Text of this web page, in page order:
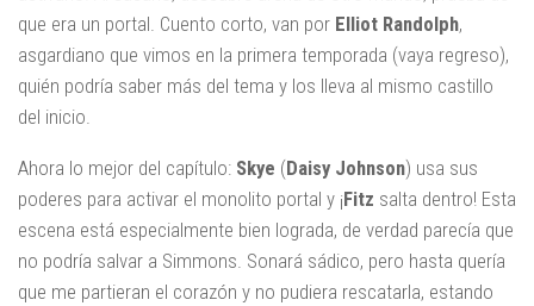
que era un portal. Cuento corto, van por Elliot Randolph,
asgardiano que vimos en la primera temporada (vaya regreso),
quién podría saber más del tema y los lleva al mismo castillo
del inicio.
Ahora lo mejor del capítulo: Skye (Daisy Johnson) usa sus
poderes para activar el monolito portal y ¡Fitz salta dentro! Esta
escena está especialmente bien lograda, de verdad parecía que
no podría salvar a Simmons. Sonará sádico, pero hasta quería
que me partieran el corazón y no pudiera rescatarla, estando